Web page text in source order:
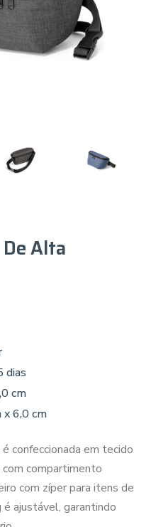
Alta
dias
cm
x 6,0 cm
confeccionada em tecido
compartimento
com zíper para itens de
ajustável, garantindo